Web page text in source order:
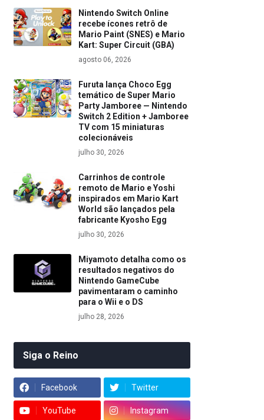
Nintendo Switch Online
recebe ícones retrô de
Mario Paint (SNES) e Mario
Kart: Super Circuit (GBA)
agosto 06, 2026
Furuta lança Choco Egg
temático de Super Mario
Party Jamboree — Nintendo
Switch 2 Edition + Jamboree
TV com 15 miniaturas
colecionáveis
julho 30, 2026
Carrinhos de controle
remoto de Mario e Yoshi
inspirados em Mario Kart
World são lançados pela
fabricante Kyosho Egg
julho 30, 2026
Miyamoto detalha como os
resultados negativos do
Nintendo GameCube
pavimentaram o caminho
para o Wii e o DS
julho 28, 2026
Siga o Reino
Facebook Twitter
YouTube Instagram